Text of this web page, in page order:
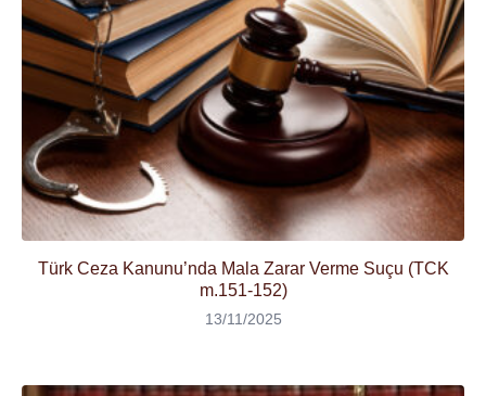
Türk Ceza Kanunu’nda Mala Zarar Verme Suçu (TCK
m.151-152)
13/11/2025